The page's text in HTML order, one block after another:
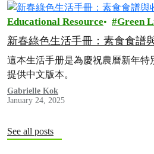
Educational Resource Green
新春綠色生活手冊：素食食譜
這本生活手册是為慶祝農曆新年特
提供中文版本。
Gabrielle Kok
January 24, 2025
See all posts